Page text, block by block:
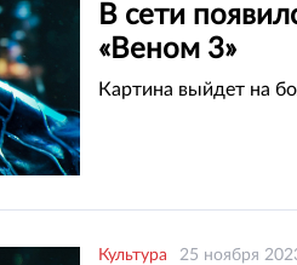
В сети
«Веном 3»
Картина выйдет на
Культура 25 ноября